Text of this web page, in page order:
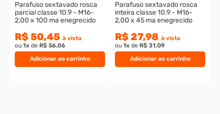
Adicionar ao carrinho
Parafuso sextavado rosca
parcial classe 10.9 - M16-
2,00 x 100 ma enegrecido
R$ 50,45 à vista
ou 1x de R$ 56,06
Adicionar ao carrinho
Parafuso sextavado rosca
inteira classe 10.9 - M16-
2,00 x 45 ma enegrecido
R$ 27,98 à vista
ou 1x de R$ 31,09